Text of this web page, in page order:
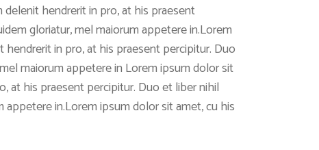
hendrerit in pro, at his praesent
gloriatur, mel maiorum appetere in.Lorem
in pro, at his praesent percipitur. Duo
maiorum appetere in Lorem ipsum dolor sit
at his praesent percipitur. Duo et liber nihil
in.Lorem ipsum dolor sit amet, cu his